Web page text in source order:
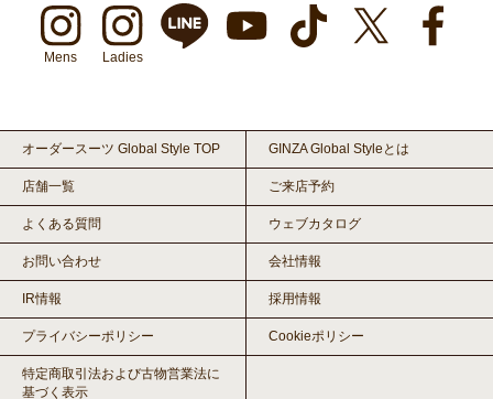
Mens Ladies
オーダースーツ Global Style TOP GINZA Global Styleとは
店舗一覧 ご来店予約
よくある質問 ウェブカタログ
お問い合わせ 会社情報
IR情報 採用情報
プライバシーポリシー Cookieポリシー
特定商取引法および古物営業法に
基づく表示